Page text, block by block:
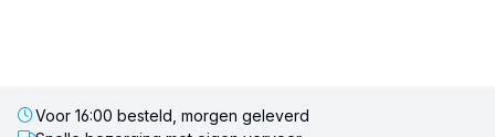
Voor 16:00 besteld, morgen geleverd